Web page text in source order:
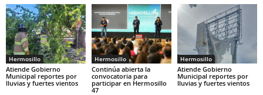
Hermosillo
Atiende Gobierno
Municipal reportes por
lluvias y fuertes vientos
Hermosillo
Continúa abierta la
convocatoria para
participar en Hermosillo
47
Hermosillo
Atiende Gobierno
Municipal reportes por
lluvias y fuertes vientos